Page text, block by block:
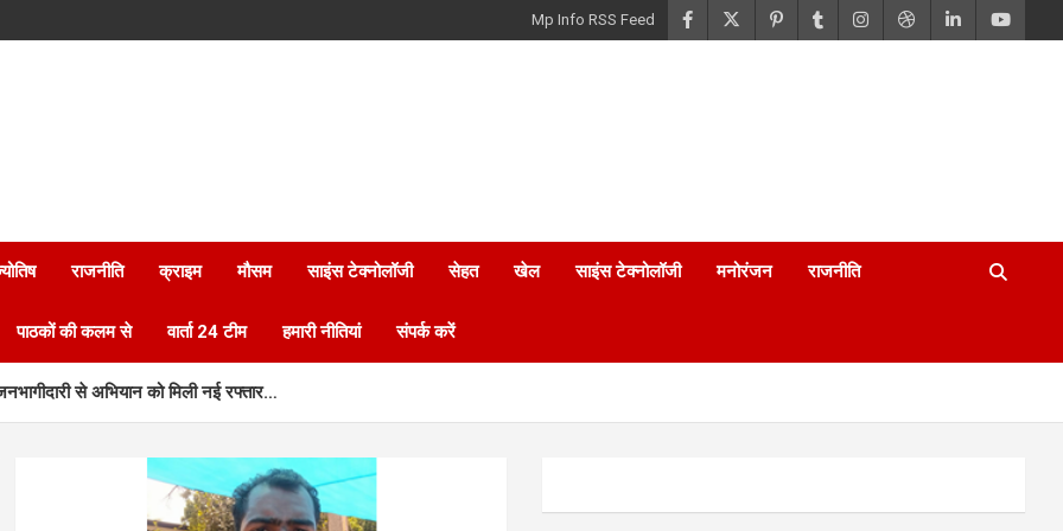
Mp Info RSS Feed
राजनीति क्राइम मौसम साइंस टेक्नोलॉजी सेहत खेल साइंस टेक्नोलॉजी मनोरंजन राजनीति
पाठकों की कलम से वार्ता 24 टीम हमारी नीतियां संपर्क करें
से अभियान को मिली नई रफ्तार…
एवं बाल कल्याण पर राज्य नीति आयोग–यूनिसेफ का मंथन…